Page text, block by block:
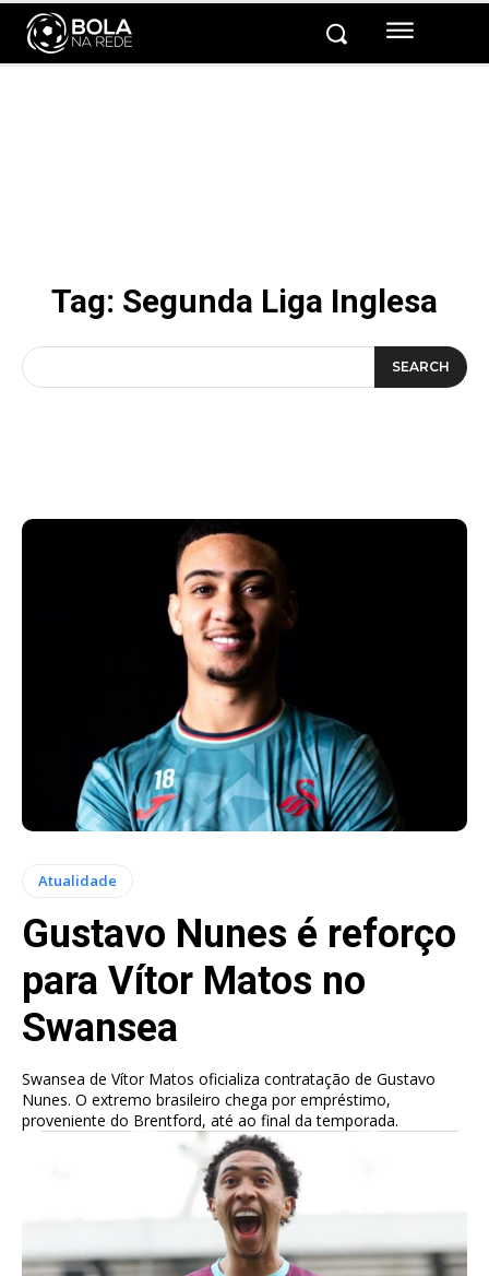
Tag: Segunda Liga Inglesa
SEARCH
Atualidade
Gustavo Nunes é reforço
para Vítor Matos no
Swansea
Swansea de Vítor Matos oficializa contratação de Gustavo
Nunes. O extremo brasileiro chega por empréstimo,
proveniente do Brentford, até ao final da temporada.